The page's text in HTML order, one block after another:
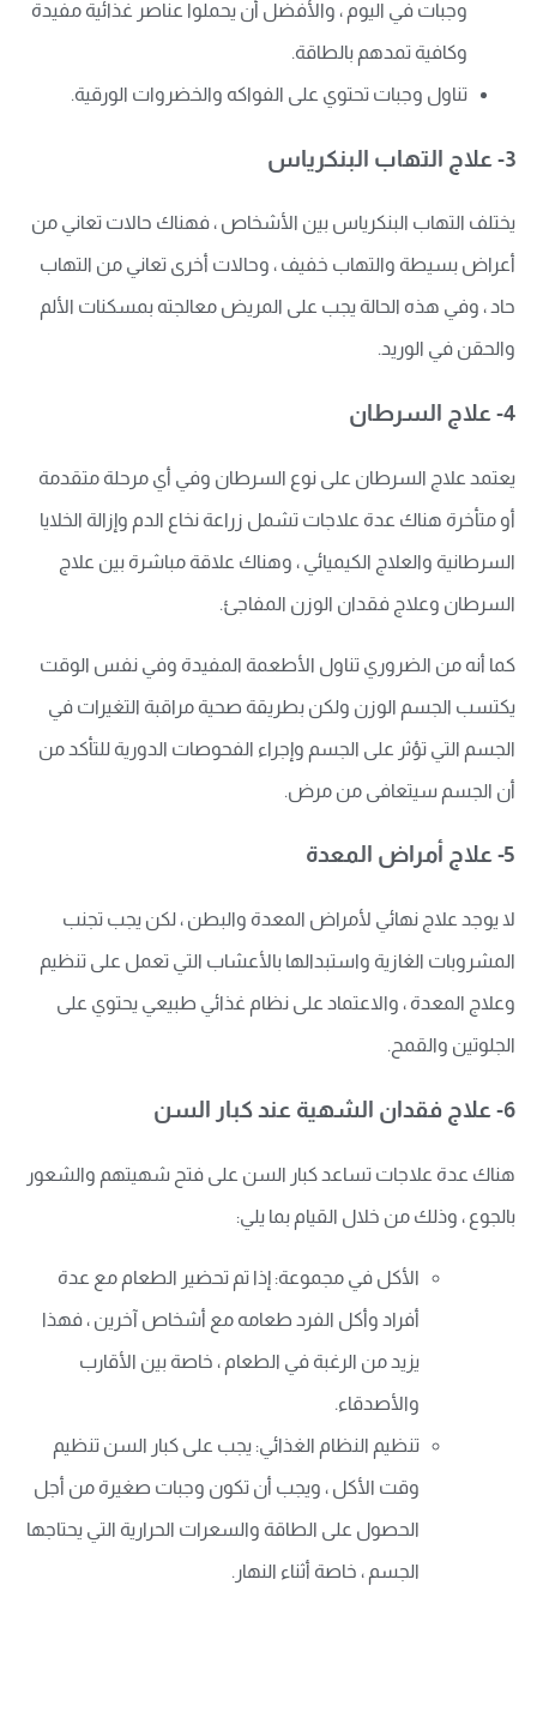
وجبات في اليوم ، والأفضل أن يحملوا عناصر غذائية مفيدة
وكافية تمدهم بالطاقة.
تناول وجبات تحتوي على الفواكه والخضروات الورقية.
3- علاج التهاب البنكرياس
يختلف التهاب البنكرياس بين الأشخاص ، فهناك حالات تعاني من
أعراض بسيطة والتهاب خفيف ، وحالات أخرى تعاني من التهاب
حاد ، وفي هذه الحالة يجب على المريض معالجته بمسكنات الألم
والحقن في الوريد.
4- علاج السرطان
يعتمد علاج السرطان على نوع السرطان وفي أي مرحلة متقدمة
أو متأخرة هناك عدة علاجات تشمل زراعة نخاع الدم وإزالة الخلايا
السرطانية والعلاج الكيميائي ، وهناك علاقة مباشرة بين علاج
السرطان وعلاج فقدان الوزن المفاجئ.
كما أنه من الضروري تناول الأطعمة المفيدة وفي نفس الوقت
يكتسب الجسم الوزن ولكن بطريقة صحية مراقبة التغيرات في
الجسم التي تؤثر على الجسم وإجراء الفحوصات الدورية للتأكد من
أن الجسم سيتعافى من مرض.
5- علاج أمراض المعدة
لا يوجد علاج نهائي لأمراض المعدة والبطن ، لكن يجب تجنب
المشروبات الغازية واستبدالها بالأعشاب التي تعمل على تنظيم
وعلاج المعدة ، والاعتماد على نظام غذائي طبيعي يحتوي على
الجلوتين والقمح.
6- علاج فقدان الشهية عند كبار السن
هناك عدة علاجات تساعد كبار السن على فتح شهيتهم والشعور
بالجوع ، وذلك من خلال القيام بما يلي:
الأكل في مجموعة: إذا تم تحضير الطعام مع عدة
أفراد وأكل الفرد طعامه مع أشخاص آخرين ، فهذا
يزيد من الرغبة في الطعام ، خاصة بين الأقارب
والأصدقاء.
تنظيم النظام الغذائي: يجب على كبار السن تنظيم
وقت الأكل ، ويجب أن تكون وجبات صغيرة من أجل
الحصول على الطاقة والسعرات الحرارية التي يحتاجها
الجسم ، خاصة أثناء النهار.